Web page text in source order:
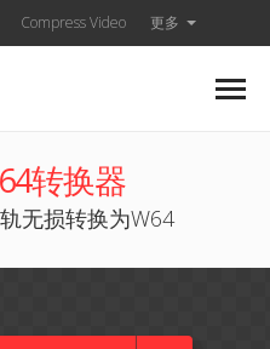
Compress Video 更多
转换器
无损转换为W64